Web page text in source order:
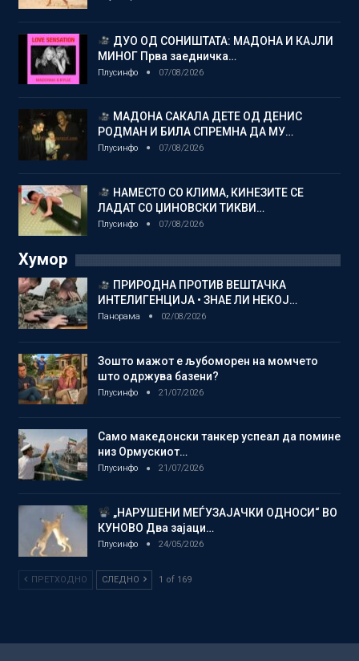
ДУО ОД СОНИШТАТА: МАДОНА И КАЈЛИ
МИНОГ Прва заедничка…
Плусинфо 07/08/2026
МАДОНА САКАЛА ДЕТЕ ОД ДЕНИС
РОДМАН И БИЛА СПРЕМНА ДА МУ…
Плусинфо 07/08/2026
НАМЕСТО СО КЛИМА, КИНЕЗИТЕ СЕ
ЛАДАТ СО ЏИНОВСКИ ТИКВИ…
Плусинфо 07/08/2026
Хумор
ПРИРОДНА ПРОТИВ ВЕШТАЧКА
ИНТЕЛИГЕНЦИЈА • ЗНАЕ ЛИ НЕКОЈ…
Панорама 02/08/2026
Зошто мажот е љубоморен на момчето
што одржува базени?
Плусинфо 21/07/2026
Само македонски танкер успеал да помине
низ Ормускиот…
Плусинфо 21/07/2026
„НАРУШЕНИ МЕЃУЗАЈАЧКИ ОДНОСИ“ ВО
КУНОВО Два зајаци…
Плусинфо 24/05/2026
ПРЕТХОДНО СЛЕДНО 1 of 169